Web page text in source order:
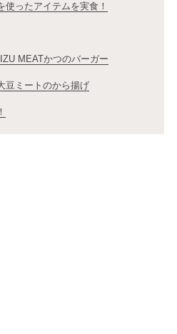
使ったアイテムを実食！
MEATかつのバーガー
豆ミートのから揚げ